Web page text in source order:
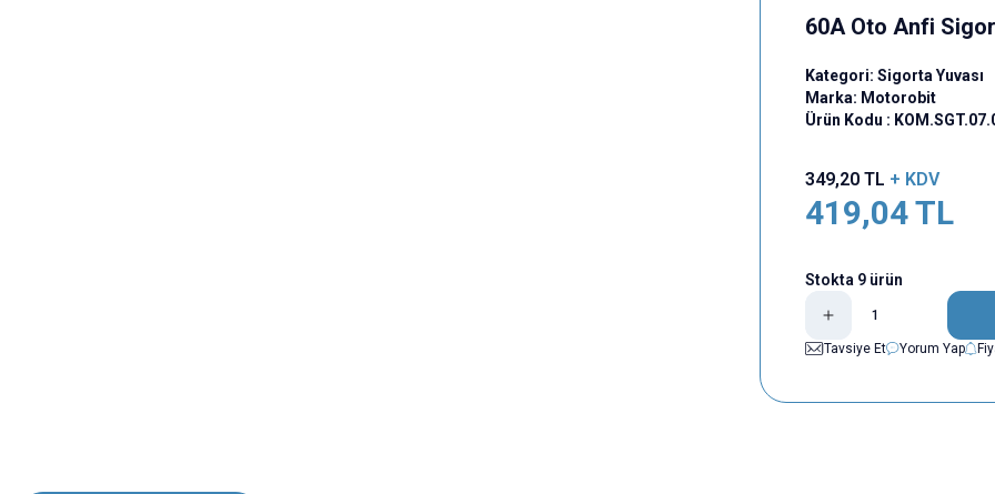
60A Oto Anfi
Kategori: Sigorta Yuvası
Marka: Motorobit
Ürün Kodu :
349,20TL + KDV
419,04TL
Stokta 9 ürün
Tavsiye Et
Yorum Yap